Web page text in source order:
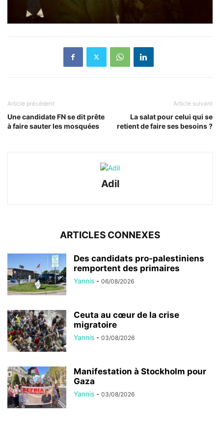
Article précédent
Une candidate FN se dit prête
à faire sauter les mosquées
Article suivant
La salat pour celui qui se
retient de faire ses besoins ?
Adil
ARTICLES CONNEXES
Des candidats pro-palestiniens
remportent des primaires
Yannis - 06/08/2026
Ceuta au cœur de la crise
migratoire
Yannis - 03/08/2026
Manifestation à Stockholm pour
Gaza
Yannis - 03/08/2026